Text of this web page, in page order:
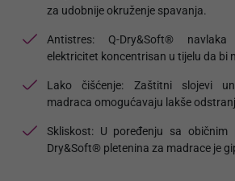
za udobnije okruženje spavanja.
Antistres: Q-Dry&Soft®
elektricitet koncentrisan u tijelu da bi
Lako čišćenje: Zaštitni slojevi
madraca omogućavaju lakše
Skliskost: U poređenju sa običnim
Dry&Soft® pletenina za madrace je